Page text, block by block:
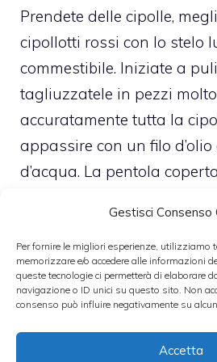
Gestisci Consenso
Per fornire le migliori esperienze, utilizziamo
memorizzare e/o accedere alle informazioni
queste tecnologie ci permetterà di elaborare
navigazione o ID unici su questo sito. Non
consenso può influire negativamente su
Accetta
Prendete delle cipolle,
cipollotti rossi con lo stelo
commestibile. Iniziate a
tagliuzzatele in pezzi
accuratamente tutta la
appassire con un filo
d’acqua. La pentola
cottura, aggiungete circa
passa. Questo frutto
bene la padella per cui
dolcezza. Aggiungete un